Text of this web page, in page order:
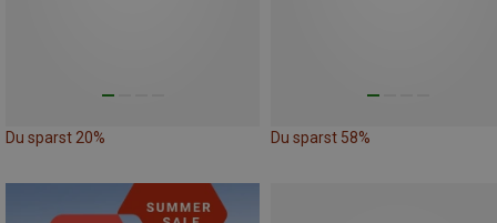
Du sparst 20% Du sparst 58%